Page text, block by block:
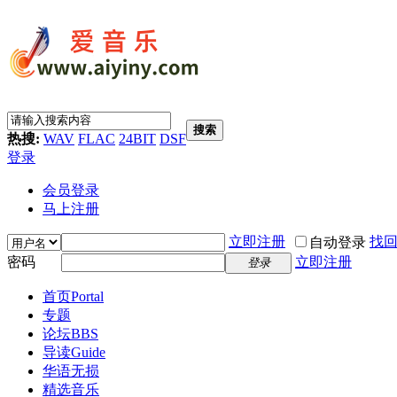
热搜: WAV FLAC 24BIT DSF
搜索
登录
会员登录
马上注册
立即注册 自动登录 找
密码
登录 立即注册
首页Portal
专题
论坛BBS
导读Guide
华语无损
精选音乐